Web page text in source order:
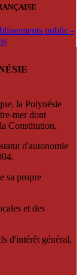
public -
la Polynésie
mer dont
Constitution.
d'autonomie
sa propre
et des
d'intérêt général,